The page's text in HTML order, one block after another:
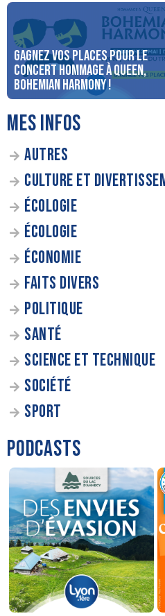
Gagnez vos places pour le
concert Hommage à Queen,
Bohemian Harmony !
MES INFOS
AUTRES
CULTURE ET
ÉCOLOGIE
ÉCOLOGIE
ÉCONOMIE
FAITS DIVERS
POLITIQUE
SANTÉ
SCIENCE ET TECHNIQUE
SOCIÉTÉ
SPORT
PODCASTS